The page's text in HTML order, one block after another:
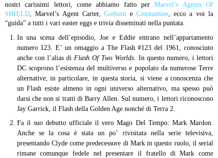
nostri carissimi lettori, come abbiamo fatto perMarvel’s Agents Of
SHIELD, Marvel’s Agent Carter,Gotham e Constantine, ecco a voi la
“guida” a tutti i vari easter eggs e trivia disseminati nella puntata.
In una scena dell’episodio, Joe e Eddie entrano nell’appartamento
numero 123. E’ un omaggio a The Flash #123 del 1961, conosciuto
anche con l’alias di Flash Of Two Worlds. In questo numero, i lettori
DC scoprono l’esistenza del multiverso e popolato da numerose Terre
alternative; in particolare, in questa storia, si viene a conoscenza che
un Flash esiste almeno in ogni universo alternativo, ma spesso può
darsi che non si tratti di Barry Allen. Sul numero, i lettori riconoscono
Jay Garrick, il Flash della Golden Age nonché di Terra 2.
Fa il suo debutto ufficiale il vero Mago Del Tempo: Mark Mardon.
Anche se la cosa è stata un po’ rivisitata nella serie televisiva,
presentando Clyde come predecessore di Mark in questo ruolo, il serial
rimane comunque fedele nel presentare il fratello di Mark come